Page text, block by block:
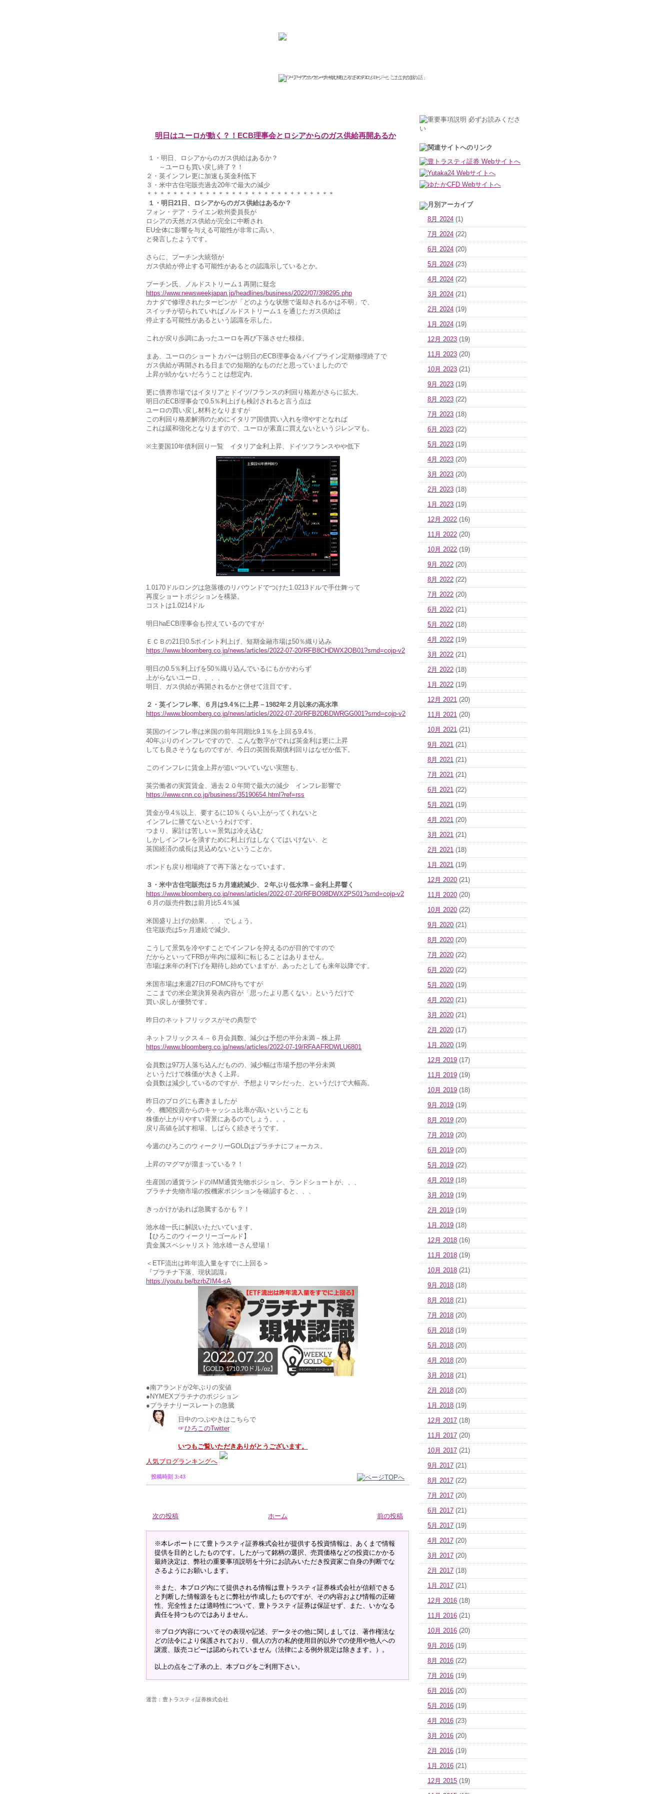
ひろこの“ボラタイル”な日々
フリーアナウンサー大橋ひろこのFXソロジー「ここだけの話」
明日はユーロが動く？！ECB理事会とロシアからのガス供給再開あるか
１・明日、ロシアからのガス供給はあるか？
～ユーロも買い戻し終了？！
２・英インフレ更に加速も英金利低下
３・米中古住宅販売過去20年で最大の減少
＊＊＊＊＊＊＊＊＊＊＊＊＊＊＊＊＊＊＊＊＊＊＊＊＊＊＊＊＊
１・明日21日、ロシアからのガス供給はあるか？
フォン・デア・ライエン欧州委員長が
ロシアの天然ガス供給が完全に中断され
EU全体に影響を与える可能性が非常に高い、
と発言したようです。
さらに、プーチン大統領が
ガス供給が停止する可能性があるとの認識示しているとか。
プーチン氏、ノルドストリーム１再開に疑念
https://www.newsweekjapan.jp/headlines/business/2022/07/398295.php
カナダで修理されたタービンが「どのような状態で返却されるかは不明」で、
スイッチが切られていればノルドストリーム１を通じたガス供給は
停止する可能性があるという認識を示した。
これが戻り歩調にあったユーロを再び下落させた模様。
まあ、ユーロのショートカバーは明日のECB理事会＆パイプライン定期修理終了で
ガス供給が再開される日までの短期的なものだと思っていましたので
上昇が続かないだろうことは想定内。
更に債券市場ではイタリアとドイツ/フランスの利回り格差がさらに拡大。
明日のECB理事会で0.5％利上げも検討されると言う点は
ユーロの買い戻し材料となりますが
この利回り格差解消のためにイタリア国債買い入れを増やすとなれば
これは緩和強化となりますので、ユーロが素直に買えないというジレンマも。
※主要国10年債利回り一覧 イタリア金利上昇、ドイツフランスやや低下
1.0170ドルロングは急落後のリバウンドでつけた1.0213ドルで手仕舞って
再度ショートポジションを構築。
コストは1.0214ドル
明日haECB理事会も控えているのですが
ＥＣＢの21日0.5ポイント利上げ、短期金融市場は50％織り込み
https://www.bloomberg.co.jp/news/articles/2022-07-20/RFB8CHDWX2QB01?srnd=cojp-v2
明日の0.5％利上げを50％織り込んでいるにもかかわらず
上がらないユーロ、、、、
明日、ガス供給が再開されるかと併せて注目です。
２・英インフレ率、６月は9.4％に上昇－1982年２月以来の高水準
https://www.bloomberg.co.jp/news/articles/2022-07-20/RFB2DBDWRGG001?srnd=cojp-v2
英国のインフレ率は米国の前年同期比9.1％を上回る9.4％、
40年ぶりのインフレですので、こんな数字がでれば英金利は更に上昇
しても良さそうなものですが、今日の英国長期債利回りはなぜか低下。
このインフレに賃金上昇が追いついていない実態も、
英労働者の実質賃金、過去２０年間で最大の減少 インフレ影響で
https://www.cnn.co.jp/business/35190654.html?ref=rss
賃金が9.4％以上、要するに10％くらい上がってくれないと
インフレに勝てないというわけです。
つまり、家計は苦しい＝景気は冷え込む
しかしインフレを潰すために利上げはしなくてはいけない、と
英国経済の成長は見込めないということか。
ポンドも戻り相場終了で再下落となっています。
３・米中古住宅販売は５カ月連続減少、２年ぶり低水準－金利上昇響く
https://www.bloomberg.co.jp/news/articles/2022-07-20/RFBO98DWX2PS01?srnd=cojp-v2
６月の販売件数は前月比5.4％減
米国盛り上げの効果、、、でしょう。
住宅販売は5ヶ月連続で減少。
こうして景気を冷やすことでインフレを抑えるのが目的ですので
だからといってFRBが年内に緩和に転じることはありません。
市場は来年の利下げを期待し始めていますが、あったとしても来年以降です。
米国市場は来週27日のFOMC待ちですが
ここまでの米企業決算発表内容が「思ったより悪くない」というだけで
買い戻しが優勢です。
昨日のネットフリックスがその典型で
ネットフリックス４－６月会員数、減少は予想の半分未満－株上昇
https://www.bloomberg.co.jp/news/articles/2022-07-19/RFAAFRDWLU6801
会員数は97万人落ち込んだものの、減少幅は市場予想の半分未満
というだけで株価が大きく上昇。
会員数は減少しているのですが、予想よりマシだった、というだけで大幅高。
昨日のブログにも書きましたが
今、機関投資からのキャッシュ比率が高いということも
株価が上がりやすい背景にあるのでしょう。。。
戻り高値を試す相場、しばらく続きそうです。
今週のひろこのウィークリーGOLDはプラチナにフォーカス。
上昇のマグマが溜まっている？！
生産国の通貨ランドのIMM通貨先物ポジション、ランドショートが、、、
プラチナ先物市場の投機家ポジションを確認すると、、、
きっかけがあれば急騰するかも？！
池水雄一氏に解説いただいています。
【ひろこのウィークリーゴールド】
貴金属スペシャリスト 池水雄一さん登場！
＜ETF流出は昨年流入量をすでに上回る＞
『プラチナ下落、現状認識』
https://youtu.be/bzrbZIM4-sA
●南アランドが2年ぶりの安値
●NYMEXプラチナのポジション
●プラチナリースレートの急騰
日中のつぶやきはこちらで
☞ひろこのTwitter
いつもご覧いただきありがとうございます。
人気ブログランキングへ
投稿時刻 3:43
次の投稿 前の投稿
ホーム
※本レポートにて豊トラスティ証券株式会社が提供する投資情報は、あくまで情報
提供を目的としたものです。したがって銘柄の選択、売買価格などの投資にかかる
最終決定は、弊社の重要事項説明を十分にお読みいただき投資家ご自身の判断でな
さるようにお願いします。
※また、本ブログ内にて提供される情報は豊トラスティ証券株式会社が信頼できる
と判断した情報源をもとに弊社が作成したものですが、その内容および情報の正確
性、完全性または適時性について、豊トラスティ証券は保証せず、また、いかなる
責任を持つものではありません。
※ブログ内容についてその表現や記述、データその他に関しましては、著作権法な
どの法令により保護されており、個人の方の私的使用目的以外での使用や他人への
譲渡、販売コピーは認められていません（法律による例外規定は除きます。）。
以上の点をご了承の上、本ブログをご利用下さい。
運営：豊トラスティ証券株式会社
8月 2024 (1)
7月 2024 (22)
6月 2024 (20)
5月 2024 (23)
4月 2024 (22)
3月 2024 (21)
2月 2024 (19)
1月 2024 (19)
12月 2023 (19)
11月 2023 (20)
10月 2023 (21)
9月 2023 (19)
8月 2023 (22)
7月 2023 (18)
6月 2023 (22)
5月 2023 (19)
4月 2023 (20)
3月 2023 (20)
2月 2023 (18)
1月 2023 (19)
12月 2022 (16)
11月 2022 (20)
10月 2022 (19)
9月 2022 (20)
8月 2022 (22)
7月 2022 (20)
6月 2022 (21)
5月 2022 (18)
4月 2022 (19)
3月 2022 (21)
2月 2022 (18)
1月 2022 (19)
12月 2021 (20)
11月 2021 (20)
10月 2021 (21)
9月 2021 (21)
8月 2021 (21)
7月 2021 (21)
6月 2021 (22)
5月 2021 (19)
4月 2021 (20)
3月 2021 (21)
2月 2021 (18)
1月 2021 (19)
12月 2020 (21)
11月 2020 (20)
10月 2020 (22)
9月 2020 (21)
8月 2020 (20)
7月 2020 (22)
6月 2020 (22)
5月 2020 (19)
4月 2020 (21)
3月 2020 (21)
2月 2020 (17)
1月 2020 (19)
12月 2019 (17)
11月 2019 (19)
10月 2019 (18)
9月 2019 (19)
8月 2019 (20)
7月 2019 (20)
6月 2019 (20)
5月 2019 (22)
4月 2019 (18)
3月 2019 (19)
2月 2019 (19)
1月 2019 (18)
12月 2018 (16)
11月 2018 (19)
10月 2018 (21)
9月 2018 (18)
8月 2018 (21)
7月 2018 (20)
6月 2018 (19)
5月 2018 (20)
4月 2018 (20)
3月 2018 (21)
2月 2018 (20)
1月 2018 (19)
12月 2017 (18)
11月 2017 (20)
10月 2017 (21)
9月 2017 (21)
8月 2017 (22)
7月 2017 (20)
6月 2017 (21)
5月 2017 (19)
4月 2017 (20)
3月 2017 (20)
2月 2017 (18)
1月 2017 (21)
12月 2016 (18)
11月 2016 (21)
10月 2016 (20)
9月 2016 (19)
8月 2016 (22)
7月 2016 (19)
6月 2016 (20)
5月 2016 (19)
4月 2016 (23)
3月 2016 (20)
2月 2016 (19)
1月 2016 (21)
12月 2015 (19)